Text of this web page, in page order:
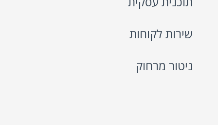
שירות לקוחות
ניטור מרחוק